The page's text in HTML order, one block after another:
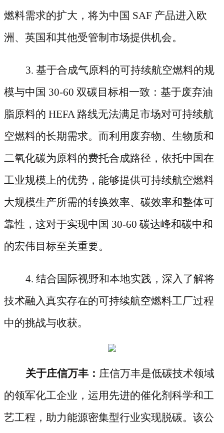
燃料需求的扩大，将为中国 SAF 产品进入欧
洲、英国和其他受管制市场提供机会。
3. 基于合成气原料的可持续航空燃料的规
模与中国 30-60 双碳目标相一致：基于废弃油
脂原料的 HEFA 路线无法满足市场对可持续航
空燃料的长期需求。而利用废弃物、生物质和
二氧化碳为原料的费托合成路径，依托中国在
工业规模上的优势，能够提供可持续航空燃料
大规模生产所需的转换效率、碳效率和整体可
靠性，这对于实现中国 30-60 碳达峰和碳中和
的宏伟目标至关重要。
4. 结合国际视野和本地实践，深入了解将
技术融入真实存在的可持续航空燃料工厂过程
中的挑战与收获。
关于庄信万丰： 庄信万丰是低碳技术领域
的领军化工企业，运用先进的催化剂科学和工
艺工程，助力能源密集型行业实现脱碳。该公